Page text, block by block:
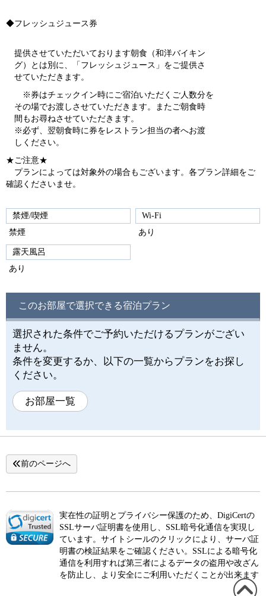
◆フレッシュジュース券
提供させていただいております朝食（和洋バイキン
グ）とは別に、「フレッシュジュース」をご提供さ
せていただきます。
※券はチェックイン時にご宿泊いただくご人数分を
その場でお渡しさせていただきます。またご朝食時
間もお尋ねさせていただきます。
※必ず、翌朝食時に券をレストラン担当の者へお渡
しください。
★ご注意★
プランによっては対象外の場合もございます。各プラン詳細をご
確認くださいませ。
禁煙/喫煙
禁煙
Wi-Fi
あり
露天風呂
あり
このお部屋で選択できる宿泊プラン
選択された条件でご予約いただけるプランがござい
ません。
条件を変更するか、以下の一覧からプランをお探し
ください。
お部屋一覧
前のページへ
実在性の証明とプライバシー保護のため、DigiCertの
SSLサーバ証明書を使用し、SSL暗号化通信を実現し
ています。サイトシールのクリックにより、サーバ証
明書の検証結果をご確認ください。SSLによる暗号化
通信を利用すれば第三者によるデータの盗用や改ざん
を防止し、より安全にご利用いただくことが出来ます